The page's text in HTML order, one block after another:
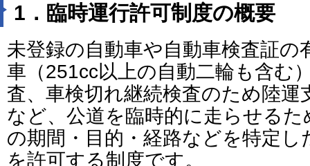
1．臨時運行許可制度の概要
未登録の自動車や自動車検査証の
車（251cc以上の自動二輪も含む
査、車検切れ継続検査のため陸運
など、公道を臨時的に走らせる
の期間・目的・経路などを特定
を許可する制度です。